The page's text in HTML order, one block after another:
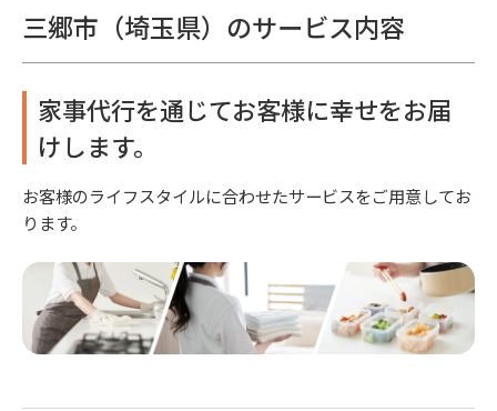
三郷市（埼玉県）のサービス内容
家事代行を通じてお客様に幸せをお届
けします。
お客様のライフスタイルに合わせたサービスをご用意してお
ります。